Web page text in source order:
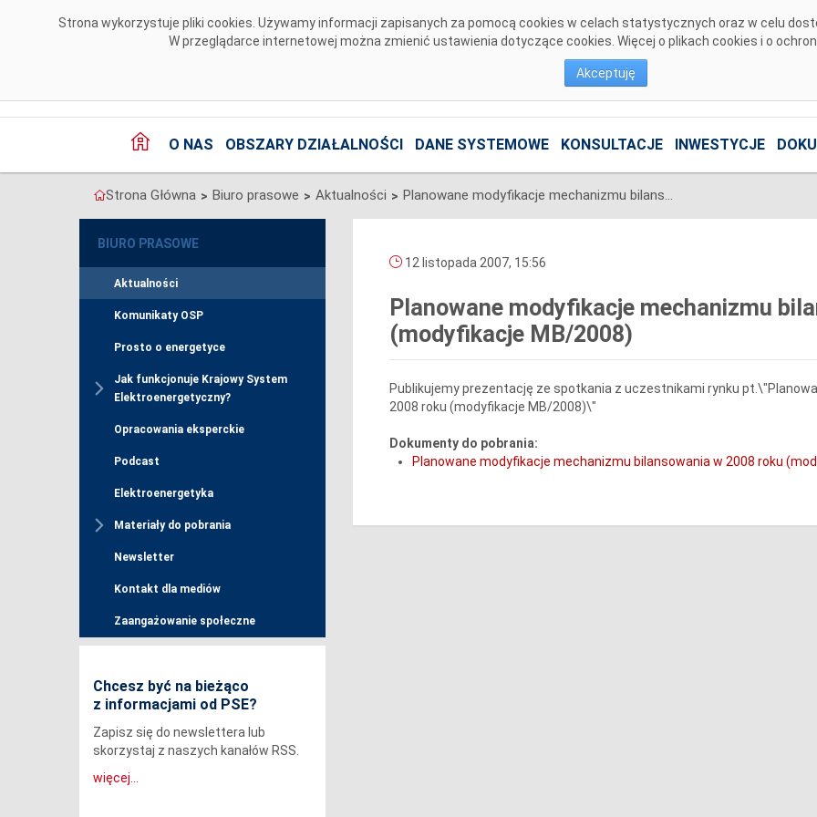
Strona wykorzystuje pliki cookies. Używamy informacji zapisanych za pomocą cookies w celach statystycznych oraz w celu
W przeglądarce internetowej można zmienić ustawienia dotyczące cookies. Więcej o plikach cookies i o
Akceptuję
O NAS OBSZARY DZIAŁALNOŚCI DANE SYSTEMOWE KONSULTACJE INWESTYCJE
Strona Główna > Biuro prasowe > Aktualności > Planowane modyfikacje mechanizmu bilansowania w 2008 roku (modyfikacje MB/2008)
BIURO PRASOWE
Aktualności
Komunikaty OSP
Prosto o energetyce
Jak funkcjonuje Krajowy System
Elektroenergetyczny?
Opracowania eksperckie
Podcast
Elektroenergetyka
Materiały do pobrania
Newsletter
Kontakt dla mediów
Zaangażowanie społeczne
Chcesz być na bieżąco
z informacjami od PSE?
Zapisz się do newslettera lub
skorzystaj z naszych kanałów RSS.
więcej...
12 listopada 2007, 15:56
Planowane modyfikacje mechanizmu
(modyfikacje MB/2008)
Publikujemy prezentację ze spotkania z uczestnikami rynku
2008 roku (modyfikacje MB/2008)\"
Dokumenty do pobrania:
Planowane modyfikacje mechanizmu bilansowania w 2008 roku